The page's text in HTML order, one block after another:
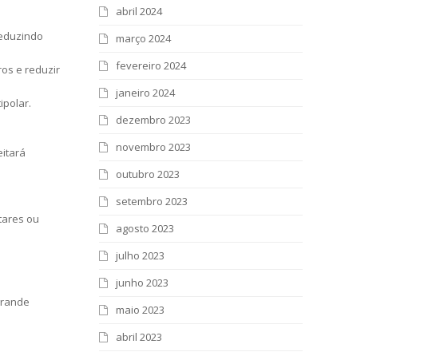
e reduzir
ou
abril 2024
março 2024
fevereiro 2024
janeiro 2024
dezembro 2023
novembro 2023
outubro 2023
setembro 2023
agosto 2023
julho 2023
junho 2023
maio 2023
abril 2023